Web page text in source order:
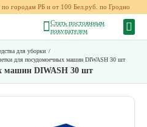
городам РБ и от 100 Бел.руб. по Гродно
Стать постоянным
покупателем
для уборки /
для посудомоечных машин DIWASH 30 шт
машин DIWASH 30 шт